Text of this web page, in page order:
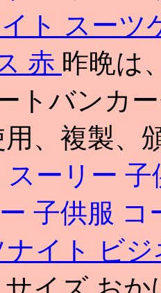
ト スーツ
赤 昨晩は
トバンカ
、複製、
スーリー
子供服
ナイト ビ